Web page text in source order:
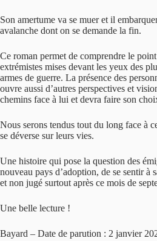
Son amertume va se muer et il
avalanche dont on se demande la fin.
Ce roman permet de comprendre le
extrémistes mises devant les yeux des
armes de guerre. La présence des
ouvre aussi d’autres perspectives et
chemins face à lui et devra faire son
Nous serons tendus tout du long face à
se déverse sur leurs vies.
Une histoire qui pose la question des
nouveau pays d’adoption, de se sentir à
et non jugé surtout après ce mois de
Une belle lecture !
Bayard – Date de parution : 2 janvier